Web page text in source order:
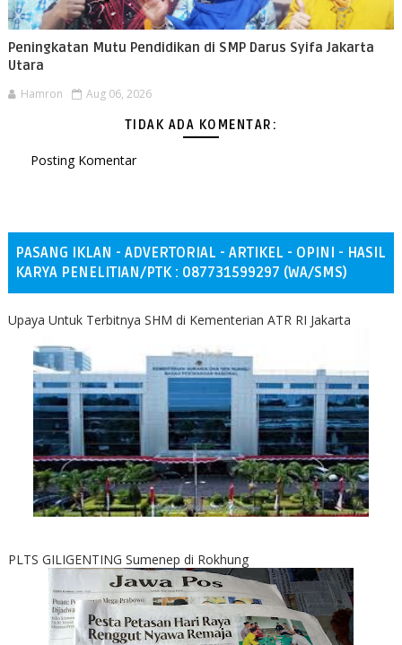
Peningkatan Mutu Pendidikan di SMP Darus Syifa Jakarta
Utara
Hamron Aug 06, 2026
TIDAK ADA KOMENTAR:
Posting Komentar
PASANG IKLAN - ADVERTORIAL - ARTIKEL - OPINI - HASIL
KARYA PENELITIAN/PTK : 087731599297 (WA/SMS)
Upaya Untuk Terbitnya SHM di Kementerian ATR RI Jakarta
PLTS GILIGENTING Sumenep di Rokhung